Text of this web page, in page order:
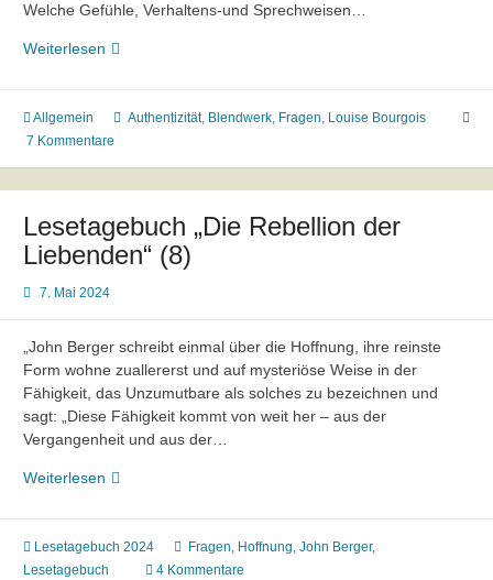
Welche Gefühle, Verhaltens-und Sprechweisen…
Weiterlesen Gute
Allgemein Authentizität, Blendwerk, Fragen, Louise Bourgois
7 Kommentare
Lesetagebuch „Die Rebellion der
Liebenden“ (8)
7. Mai 2024
„John Berger schreibt einmal über die Hoffnung, ihre reinste
Form wohne zuallererst und auf mysteriöse Weise in der
Fähigkeit, das Unzumutbare als solches zu bezeichnen und
sagt: „Diese Fähigkeit kommt von weit her – aus der
Vergangenheit und aus der…
Weiterlesen Lesetagebuch
der
Liebenden“
Lesetagebuch 2024 Fragen, Hoffnung, John Berger,
Lesetagebuch
4 Kommentare